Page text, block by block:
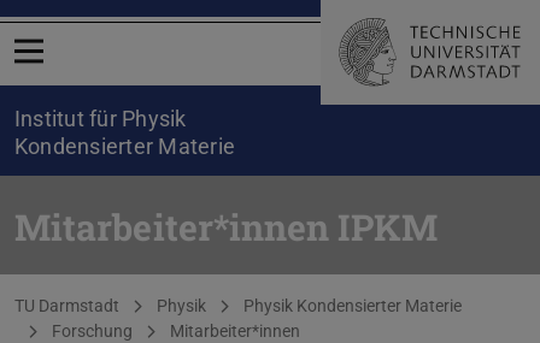
Menü öffnen
Institut für Physik
Kondensierter Materie
Mitarbeiter*innen IPKM
Sie befinden sich hier:
TU Darmstadt Physik
Physik Kondensierter Materie
Forschung
Mitarbeiter*innen